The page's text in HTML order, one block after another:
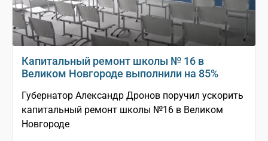
Капитальный ремонт школы № 16 в
Великом Новгороде выполнили на 85%
Губернатор Александр Дронов поручил ускорить
капитальный ремонт школы №16 в Великом
Новгороде